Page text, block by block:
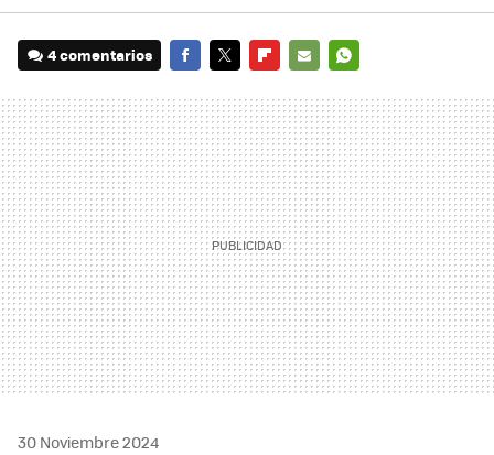
4 comentarios
MAIL
30 Noviembre 2024